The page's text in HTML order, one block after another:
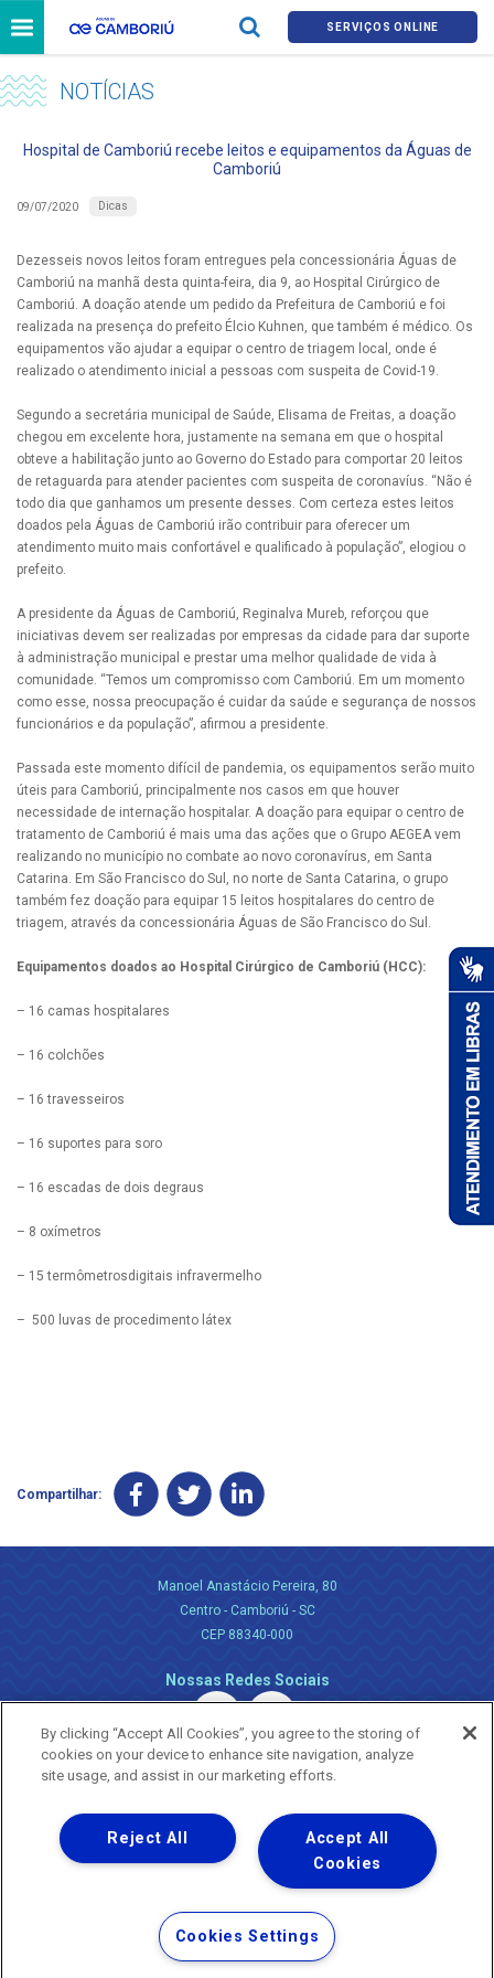
SERVIÇOS ONLINE
NOTÍCIAS
Hospital de Camboriú recebe leitos e equipamentos da Águas de
Camboriú
09/07/2020 Dicas
Dezesseis novos leitos foram entregues pela concessionária Águas de
Camboriú na manhã desta quinta-feira, dia 9, ao Hospital Cirúrgico de
Camboriú. A doação atende um pedido da Prefeitura de Camboriú e foi
realizada na presença do prefeito Élcio Kuhnen, que também é médico. Os
equipamentos vão ajudar a equipar o centro de triagem local, onde é
realizado o atendimento inicial a pessoas com suspeita de Covid-19.
Segundo a secretária municipal de Saúde, Elisama de Freitas, a doação
chegou em excelente hora, justamente na semana em que o hospital
obteve a habilitação junto ao Governo do Estado para comportar 20 leitos
de retaguarda para atender pacientes com suspeita de coronavíus. “Não é
todo dia que ganhamos um presente desses. Com certeza estes leitos
doados pela Águas de Camboriú irão contribuir para oferecer um
atendimento muito mais confortável e qualificado à população”, elogiou o
prefeito.
A presidente da Águas de Camboriú, Reginalva Mureb, reforçou que
iniciativas devem ser realizadas por empresas da cidade para dar suporte
à administração municipal e prestar uma melhor qualidade de vida à
comunidade. “Temos um compromisso com Camboriú. Em um momento
como esse, nossa preocupação é cuidar da saúde e segurança de nossos
funcionários e da população”, afirmou a presidente.
Passada este momento difícil de pandemia, os equipamentos serão muito
úteis para Camboriú, principalmente nos casos em que houver
necessidade de internação hospitalar. A doação para equipar o centro de
tratamento de Camboriú é mais uma das ações que o Grupo AEGEA vem
realizando no município no combate ao novo coronavírus, em Santa
Catarina. Em São Francisco do Sul, no norte de Santa Catarina, o grupo
também fez doação para equipar 15 leitos hospitalares do centro de
triagem, através da concessionária Águas de São Francisco do Sul.
Equipamentos doados ao Hospital Cirúrgico de Camboriú (HCC):
– 16 camas hospitalares
– 16 colchões
– 16 travesseiros
– 16 suportes para soro
– 16 escadas de dois degraus
– 8 oxímetros
– 15 termômetrosdigitais infravermelho
– 500 luvas de procedimento látex
Compartilhar:
Manoel Anastácio Pereira, 80
Centro - Camboriú - SC
CEP 88340-000
Nossas Redes Sociais
Uma empresa
Copyright ® 2026 - Todos os Direitos Reservados.
Nossa natureza movimenta a vida
Termos Gerais de Uso de Sites e Aplicativos
Política de Privacidade e Proteção de Dados
By clicking “Accept All Cookies”, you agree to the storing of
cookies on your device to enhance site navigation, analyze
site usage, and assist in our marketing efforts.
Accept All
Cookies
Reject All
Cookies Settings